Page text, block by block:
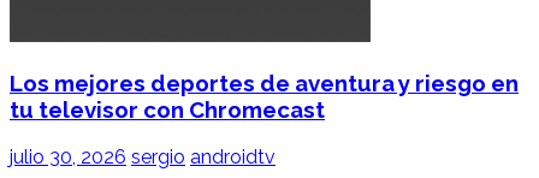
Los mejores deportes de aventura y riesgo en
tu televisor con Chromecast
julio 30, 2026 sergio androidtv